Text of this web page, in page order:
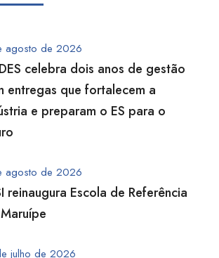
agosto de 2026
celebra dois anos de gestão
entregas que fortalecem a
e preparam o ES para o
agosto de 2026
reinaugura Escola de Referência
julho de 2026